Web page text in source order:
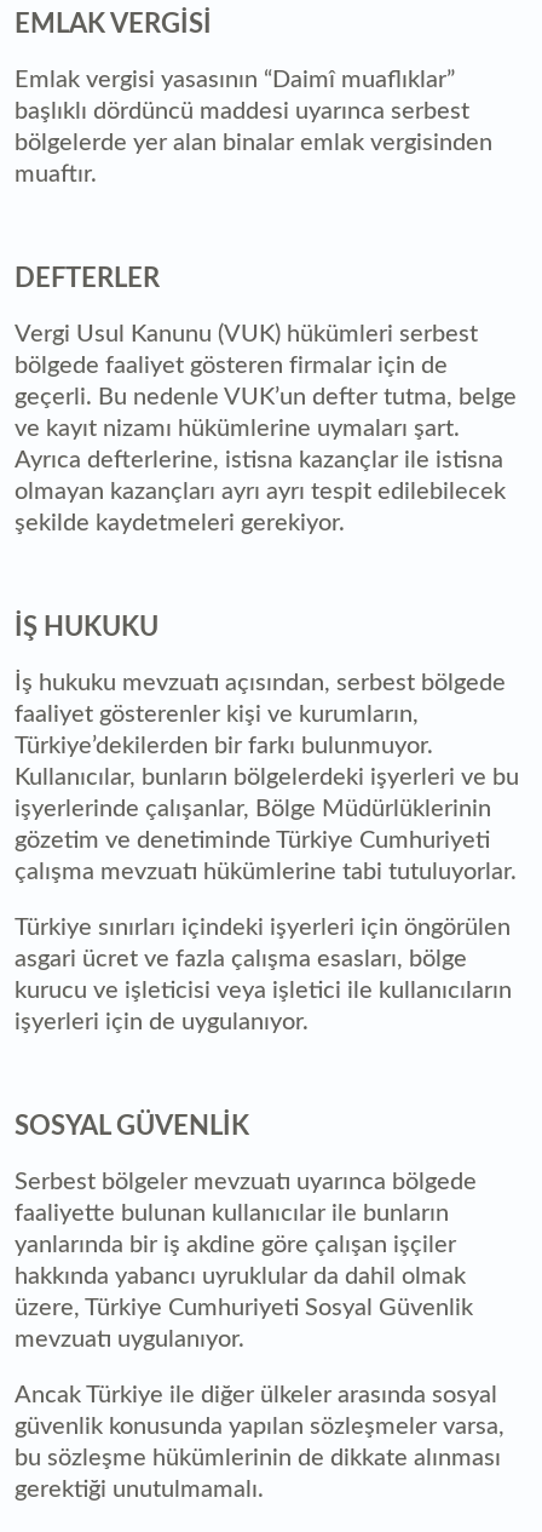
EMLAK VERGİSİ
Emlak vergisi yasasının “Daimî muaflıklar”
başlıklı dördüncü maddesi uyarınca serbest
bölgelerde yer alan binalar emlak vergisinden
muaftır.
DEFTERLER
Vergi Usul Kanunu (VUK) hükümleri serbest
bölgede faaliyet gösteren firmalar için de
geçerli. Bu nedenle VUK’un defter tutma, belge
ve kayıt nizamı hükümlerine uymaları şart.
Ayrıca defterlerine, istisna kazançlar ile istisna
olmayan kazançları ayrı ayrı tespit edilebilecek
şekilde kaydetmeleri gerekiyor.
İŞ HUKUKU
İş hukuku mevzuatı açısından, serbest bölgede
faaliyet gösterenler kişi ve kurumların,
Türkiye’dekilerden bir farkı bulunmuyor.
Kullanıcılar, bunların bölgelerdeki işyerleri ve bu
işyerlerinde çalışanlar, Bölge Müdürlüklerinin
gözetim ve denetiminde Türkiye Cumhuriyeti
çalışma mevzuatı hükümlerine tabi tutuluyorlar.
Türkiye sınırları içindeki işyerleri için öngörülen
asgari ücret ve fazla çalışma esasları, bölge
kurucu ve işleticisi veya işletici ile kullanıcıların
işyerleri için de uygulanıyor.
SOSYAL GÜVENLİK
Serbest bölgeler mevzuatı uyarınca bölgede
faaliyette bulunan kullanıcılar ile bunların
yanlarında bir iş akdine göre çalışan işçiler
hakkında yabancı uyruklular da dahil olmak
üzere, Türkiye Cumhuriyeti Sosyal Güvenlik
mevzuatı uygulanıyor.
Ancak Türkiye ile diğer ülkeler arasında sosyal
güvenlik konusunda yapılan sözleşmeler varsa,
bu sözleşme hükümlerinin de dikkate alınması
gerektiği unutulmamalı.